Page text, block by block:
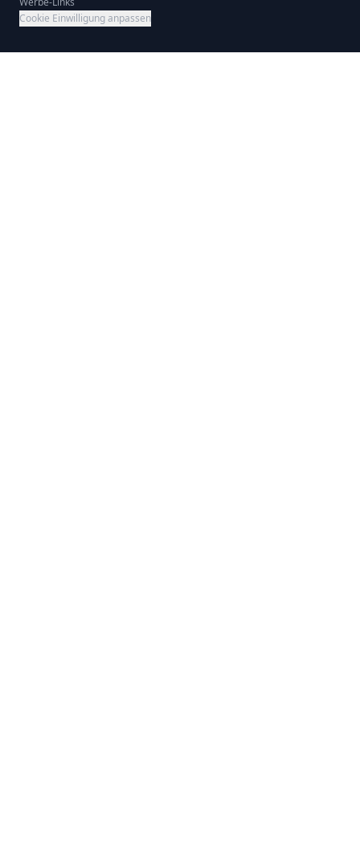
Cookie Einwilligung anpassen